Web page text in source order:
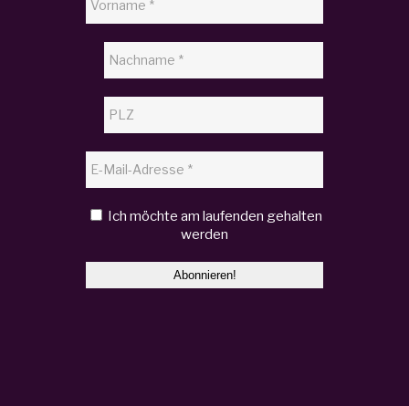
Ich möchte am laufenden gehalten
werden